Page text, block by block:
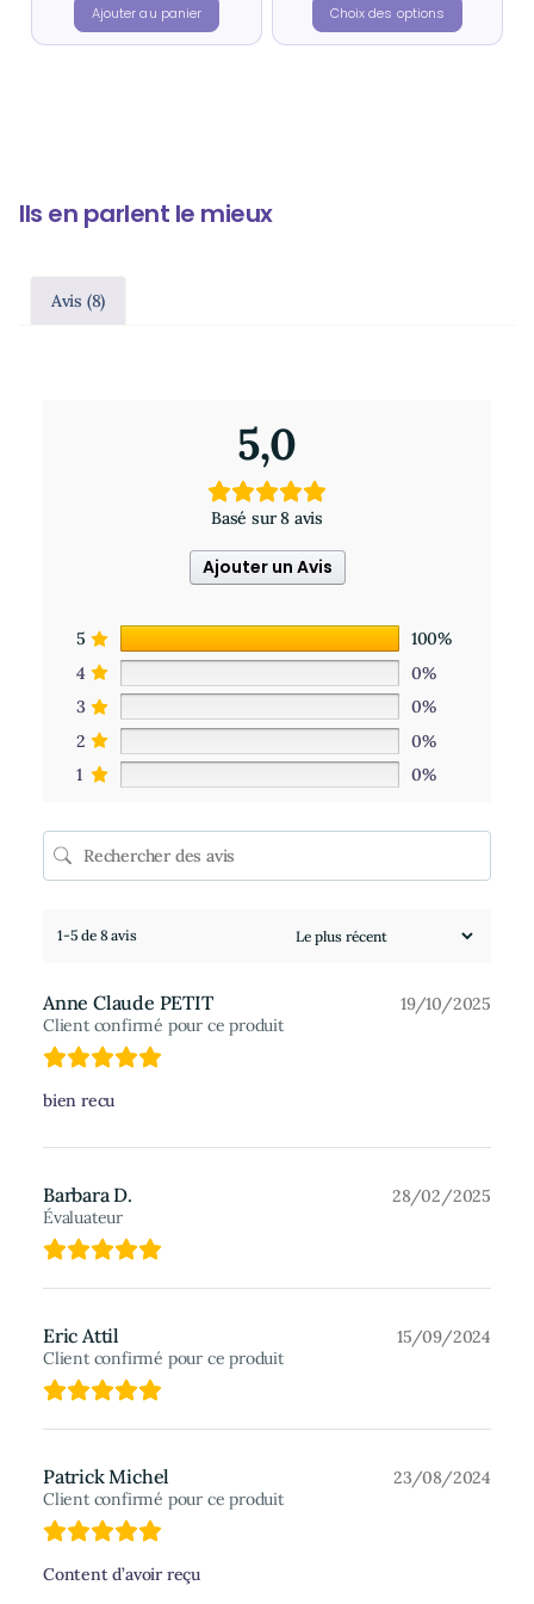
Ajouter au panier Choix des options
Ils en parlent le mieux
Avis (8)
5,0
Basé sur 8 avis
Ajouter un Avis
5
100%
4
0%
3
0%
2
0%
1
0%
1-5 de 8 avis
Anne Claude PETIT
Client confirmé pour ce produit
19/10/2025
bien recu
Barbara D.
Évaluateur
28/02/2025
Eric Attil
Client confirmé pour ce produit
15/09/2024
Patrick Michel
Client confirmé pour ce produit
23/08/2024
Content d’avoir reçu